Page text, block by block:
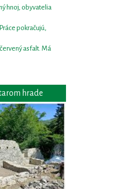
hnoj, obyvatelia
pokračujú,
asfalt. Má
hrade